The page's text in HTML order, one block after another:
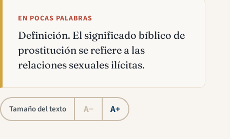
EN POCAS PALABRAS
Definición. El significado bíblico de
prostitución se refiere a las
relaciones sexuales ilícitas.
Tamaño del texto A− A+